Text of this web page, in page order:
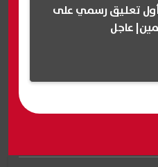
1000 دولار.. أول تعليق رسمي على
عاجل